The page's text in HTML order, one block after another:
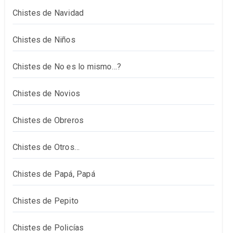
Chistes de Navidad
Chistes de Niños
Chistes de No es lo mismo…?
Chistes de Novios
Chistes de Obreros
Chistes de Otros…
Chistes de Papá, Papá
Chistes de Pepito
Chistes de Policías